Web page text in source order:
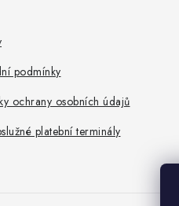
podmínky
ochrany osobních údajů
platební terminály